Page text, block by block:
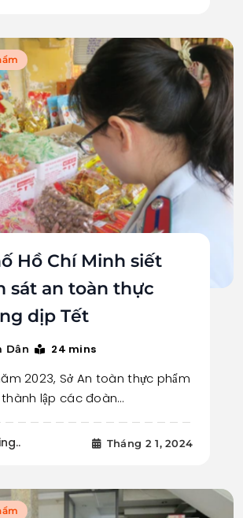
Hồ Chí Minh siết
sát an toàn thực
dịp Tết
Dân 24 mins
2023, Sở An toàn thực phẩm
lập các đoàn…
Tháng 2 1, 2024